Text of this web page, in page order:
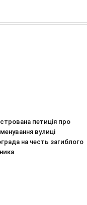
петиція про
вулиці
на честь загиблого